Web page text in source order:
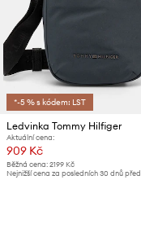
*-5 % s kódem: LST
Ledvinka Tommy Hilfiger
Aktuální cena:
909 Kč
Běžná cena: 2199 Kč
Nejnižší cena za posledních 30 dnů